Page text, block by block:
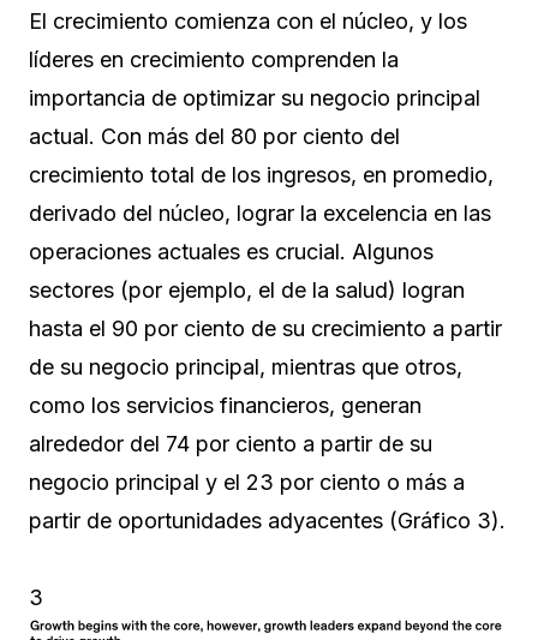
El crecimiento comienza con el núcleo, y los
líderes en crecimiento comprenden la
importancia de optimizar su negocio principal
actual. Con más del 80 por ciento del
crecimiento total de los ingresos, en promedio,
derivado del núcleo, lograr la excelencia en las
operaciones actuales es crucial. Algunos
sectores (por ejemplo, el de la salud) logran
hasta el 90 por ciento de su crecimiento a partir
de su negocio principal, mientras que otros,
como los servicios financieros, generan
alrededor del 74 por ciento a partir de su
negocio principal y el 23 por ciento o más a
partir de oportunidades adyacentes (Gráfico 3).
3